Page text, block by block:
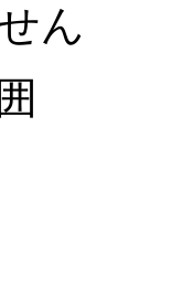
ん